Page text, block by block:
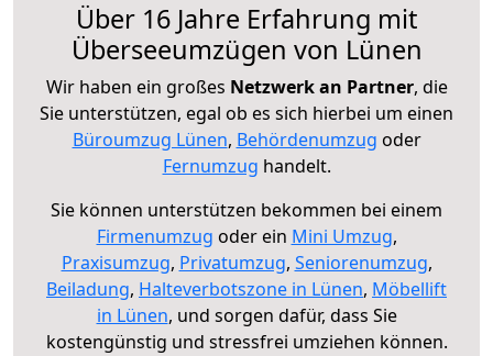
Über 16 Jahre Erfahrung mit
Überseeumzügen von Lünen
Wir haben ein großes Netzwerk an Partner, die
Sie unterstützen, egal ob es sich hierbei um einen
Büroumzug Lünen, Behördenumzug oder
Fernumzug handelt.
Sie können unterstützen bekommen bei einem
Firmenumzug oder ein Mini Umzug,
Praxisumzug, Privatumzug, Seniorenumzug,
Beiladung, Halteverbotszone in Lünen, Möbellift
in Lünen, und sorgen dafür, dass Sie
kostengünstig und stressfrei umziehen können.